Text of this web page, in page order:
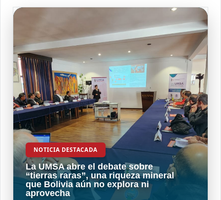
NOTICIA DESTACADA
La UMSA abre el debate sobre
“tierras raras”, una riqueza mineral
que Bolivia aún no explora ni
aprovecha